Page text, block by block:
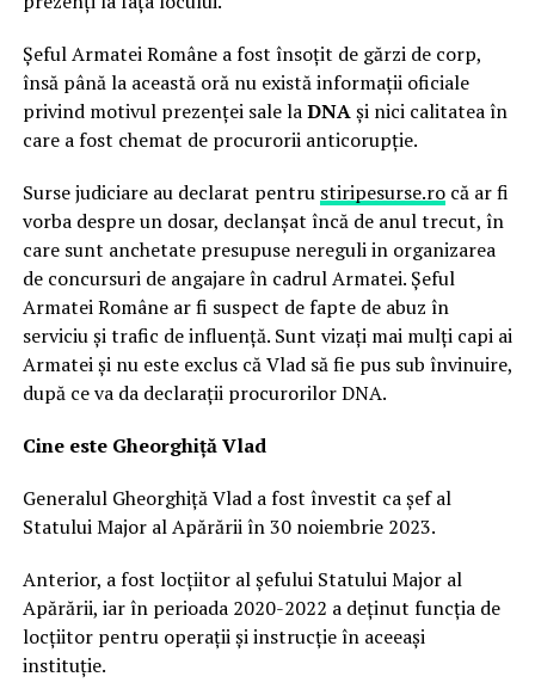
Șeful Armatei Române a fost însoțit de gărzi de corp,
însă până la această oră nu există informații oficiale
privind motivul prezenței sale laDNAși nici calitatea în
care a fost chemat de procurorii anticorupție.
Surse judiciare au declarat pentru stiripesurse.rocă ar fi
vorba despre un dosar, declanșat încă de anul trecut, în
care sunt anchetate presupuse nereguli in organizarea
de concursuri de angajare în cadrul Armatei. Șeful
Armatei Române ar fi suspect de fapte de abuz în
serviciu şi trafic de influenţă. Sunt vizați mai mulți capi ai
Armatei și nu este exclus că Vlad să fie pus sub învinuire,
după ce va da declarații procurorilor DNA.
Cine este Gheorghiță Vlad
Generalul Gheorghiță Vlad a fost învestit ca șef al
Statului Major al Apărării în 30 noiembrie 2023.
Anterior, a fost locțiitor al șefului Statului Major al
Apărării, iar în perioada 2020-2022 a deținut funcția de
locțiitor pentru operații și instrucție în aceeași
instituție.